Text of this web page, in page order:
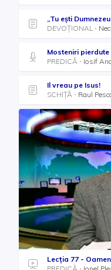
„Tu ești
DEVOȚIONAL
Mosteniri pierdute
PREDICĂ
Iosif
Il vreau pe Isus!
SCHIȚĂ
Raul
Lecția 77 -